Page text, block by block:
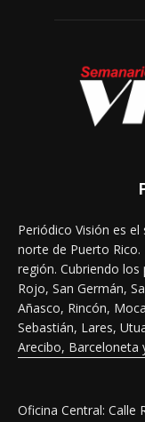
Periódico Visión es
norte de Puerto
región. Cubriendo
Rojo, San Germán,
Añasco, Rincón,
Sebastián, Lares,
Arecibo, Barceloneta
Oficina Central: Calle